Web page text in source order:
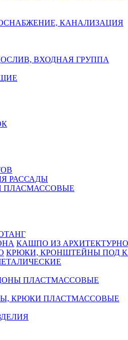
КАНАЛИЗАЦИЯ
ВХОДНАЯ ГРУППА
РАССАДЫ
ПЛАСМАССОВЫЕ
КАШПО ИЗ
КРЮКИ, КРОНШТЕЙНЫ ПОД
ПЛАСТМАССОВЫЕ
КРЮКИ ПЛАСТМАССОВЫЕ